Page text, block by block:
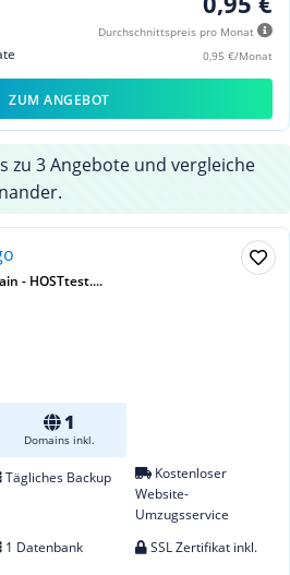
Durchschnittspreis pro Monat
0,95 €/Monat
ZUM ANGEBOT
zu 3 Angebote und vergleiche
- HOSTtest....
1
Domains inkl.
Tägliches Backup
Kostenloser
Website-
Umzugsservice
1 Datenbank SSL Zertifikat inkl.